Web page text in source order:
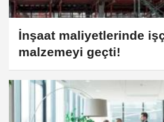
İnşaat maliyetlerinde
malzemeyi geçti!